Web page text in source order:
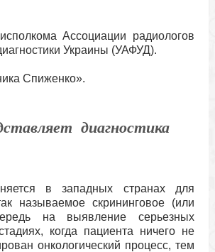
Ассоциации радиологов
Украины (УАФУД).
Спиженко».
диагностика
в западных странах для
называемое скрининговое (или
на выявление серьезных
когда пациента ничего не
онкологический процесс, тем